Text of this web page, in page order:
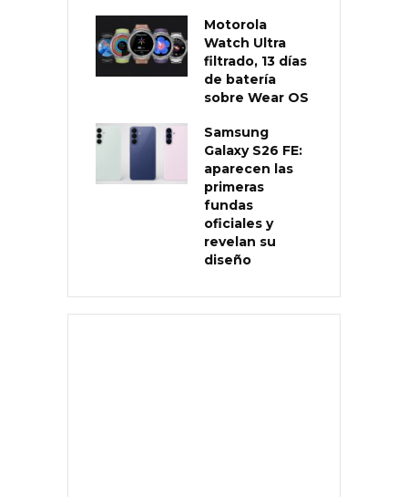
Motorola
Watch Ultra
filtrado, 13 días
de batería
sobre Wear OS
Samsung
Galaxy S26 FE:
aparecen las
primeras
fundas
oficiales y
revelan su
diseño